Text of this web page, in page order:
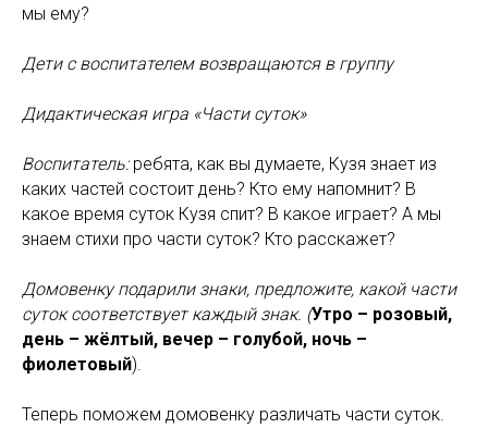
мы ему?
Дети с воспитателем возвращаются в группу
Дидактическая игра «Части суток»
Воспитатель:ребята, как вы думаете, Кузя знает из
каких частей состоит день? Кто ему напомнит? В
какое время суток Кузя спит? В какое играет? А мы
знаем стихи про части суток? Кто расскажет?
Домовенку подарили знаки, предложите, какой части
суток соответствует каждый знак. (Утро – розовый,
день – жёлтый, вечер – голубой, ночь –
фиолетовый).
Теперь поможем домовенку различать части суток.